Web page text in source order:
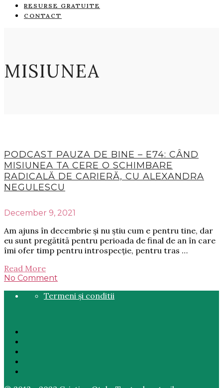
RESURSE GRATUITE
CONTACT
MISIUNEA
PODCAST PAUZA DE BINE – E74: CÂND
MISIUNEA TA CERE O SCHIMBARE
RADICALĂ DE CARIERĂ, CU ALEXANDRA
NEGULESCU
December 9, 2021
Am ajuns în decembrie și nu știu cum e pentru tine, dar
eu sunt pregătită pentru perioada de final de an în care
îmi ofer timp pentru introspecție, pentru tras …
Read More
No Comment
Termeni și conditii